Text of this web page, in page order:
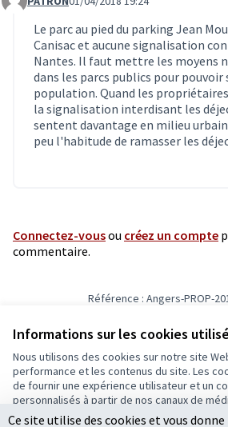
Informations sur les cookies
Nous utilisons des cookies sur notre site
performance et les contenus du site. Les
de fournir une expérience utilisateur et un
personnalisés à partir de nos canaux de
Tout accepter
Commentaire 403
Le parc au pied du parking Jean
Canisac et aucune signalisation
Nantes. Il faut mettre les moyens
dans les parcs publics pour
population. Quand les
la signalisation interdisant les
sentent davantage en milieu
peu l'habitude de ramasser les
Connectez-vousou créez un compte
commentaire.
Référence : Angers-PROP-
Conditions d'utilisation
Paramètres des cookies
Ecrivons Angers sur X
(Lien externe)
Ecrivons Angers sur Facebook
(Lien externe)
Ce site utilise des cookies et vous